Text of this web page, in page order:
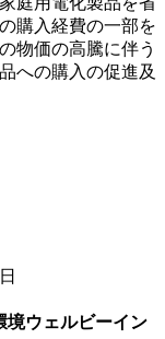
購入経費の一部を
物価の高騰に伴う
への購入の促進及
境ウェルビーイン